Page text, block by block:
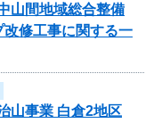
山間地域総合整備
修工事に関する一
山事業 白倉2地区